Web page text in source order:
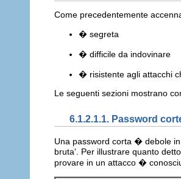
Come precedentemente
� segreta
� difficile da indovinare
� risistente agli attacchi
Le seguenti sezioni mostrano
6.1.2.1.1. Password
Una password corta � debole
bruta'. Per illustrare quanto
provare in un attacco �